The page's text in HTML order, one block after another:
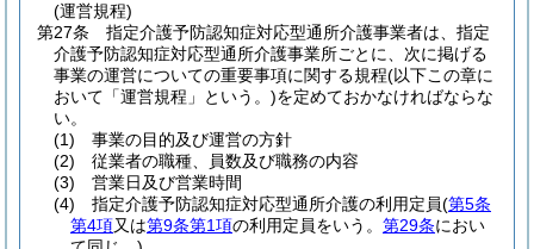
(運営規程)
第27条
指定介護予防認知症対応型通所介護事業者は、指定
介護予防認知症対応型通所介護事業所ごとに、次に掲げる
事業の運営についての重要事項に関する規程(以下この章に
おいて「運営規程」という。)を定めておかなければならな
い。
(1)
事業の目的及び運営の方針
(2)
従業者の職種、員数及び職務の内容
(3)
営業日及び営業時間
(4)
指定介護予防認知症対応型通所介護の利用定員(第5条
第4項又は第9条第1項の利用定員をいう。 第29条におい